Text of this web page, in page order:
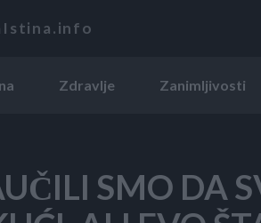
Istina.info
Zdravlje Zanimljivosti
SMO DA